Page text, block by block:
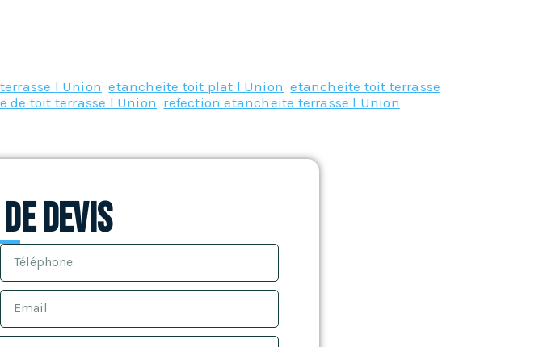
l Union ,etancheite toit plat l Union ,etancheite toit terrasse
de toit terrasse l Union refection etancheite terrasse l Union
devis